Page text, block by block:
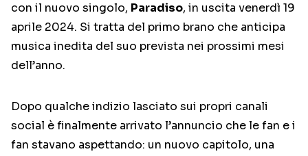
con il nuovo singolo, Paradiso, in uscita venerdì 19
aprile 2024. Si tratta del primo brano che anticipa
musica inedita del suo prevista nei prossimi mesi
dell’anno.
Dopo qualche indizio lasciato sui propri canali
social è finalmente arrivato l’annuncio che le fan e i
fan stavano aspettando: un nuovo capitolo, una